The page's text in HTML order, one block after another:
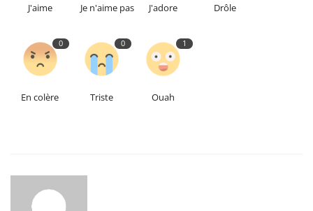
J'aime Je n'aime pas J'adore Drôle
0
En colère
0
Triste
1
Ouah